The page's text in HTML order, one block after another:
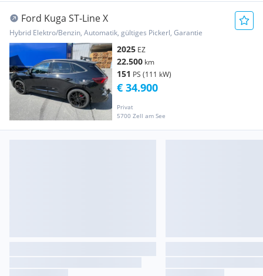
Ford Kuga ST-Line X
Hybrid Elektro/Benzin, Automatik, gültiges Pickerl, Garantie
2025 EZ
22.500 km
151 PS (111 kW)
Privat
5700 Zell am See
€ 34.900